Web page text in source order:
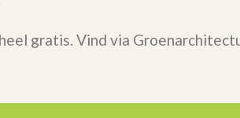
gratis. Vind via